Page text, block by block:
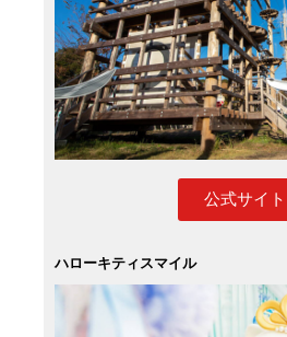
公式サイト
ハローキティスマイル